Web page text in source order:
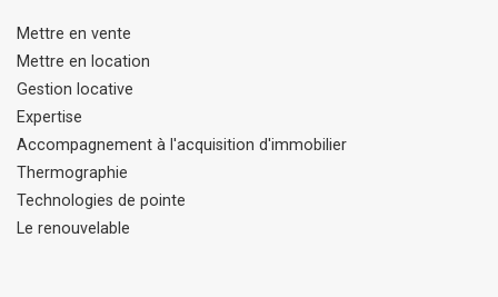
Mettre en vente
Mettre en location
Gestion locative
Expertise
Accompagnement à l'acquisition d'immobilier
Thermographie
Technologies de pointe
Le renouvelable